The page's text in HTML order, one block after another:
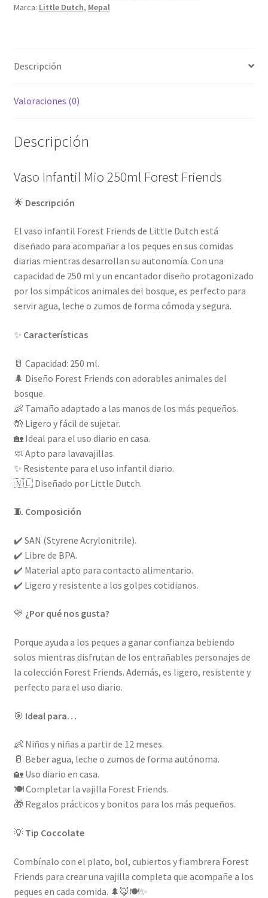
Marca: Little Dutch, Mepal
Descripción
Valoraciones (0)
Descripción
Vaso Infantil Mio 250ml Forest Friends
🌟 Descripción
El vaso infantil Forest Friends de Little Dutch está
diseñado para acompañar a los peques en sus comidas
diarias mientras desarrollan su autonomía. Con una
capacidad de 250 ml y un encantador diseño protagonizado
por los simpáticos animales del bosque, es perfecto para
servir agua, leche o zumos de forma cómoda y segura.
✨ Características
🥛 Capacidad: 250 ml.
🌲 Diseño Forest Friends con adorables animales del
bosque.
👶 Tamaño adaptado a las manos de los más pequeños.
🤲 Ligero y fácil de sujetar.
🏡 Ideal para el uso diario en casa.
🧼 Apto para lavavajillas.
✨ Resistente para el uso infantil diario.
🇳🇱 Diseñado por Little Dutch.
🧵 Composición
✔️ SAN (Styrene Acrylonitrile).
✔️ Libre de BPA.
✔️ Material apto para contacto alimentario.
✔️ Ligero y resistente a los golpes cotidianos.
💛 ¿Por qué nos gusta?
Porque ayuda a los peques a ganar confianza bebiendo
solos mientras disfrutan de los entrañables personajes de
la colección Forest Friends. Además, es ligero, resistente y
perfecto para el uso diario.
🎯 Ideal para…
👶 Niños y niñas a partir de 12 meses.
🥛 Beber agua, leche o zumos de forma autónoma.
🏡 Uso diario en casa.
🍽️ Completar la vajilla Forest Friends.
🎁 Regalos prácticos y bonitos para los más pequeños.
💡 Tip Coccolate
Combínalo con el plato, bol, cubiertos y fiambrera Forest
Friends para crear una vajilla completa que acompañe a los
peques en cada comida. 🌲🦊🍽️✨